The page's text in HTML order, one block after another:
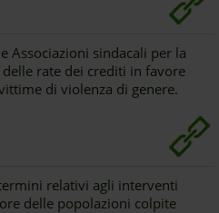
Associazioni sindacali per la
delle rate dei crediti in favore
di violenza di genere.
relativi agli interventi
delle popolazioni colpite